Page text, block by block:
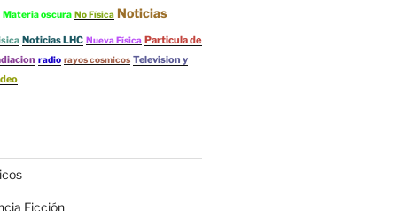
Materia oscura No Física Noticias
Noticias LHC Nueva Física Particula de
radio rayos cosmicos Television y
Ficción